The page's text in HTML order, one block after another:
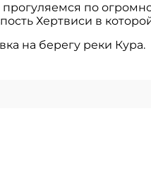
прогуляемся по
Хертвиси в
на берегу реки Кура.